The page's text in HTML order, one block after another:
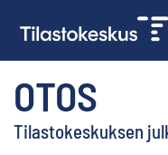
OTOS
Tilastokeskuksen